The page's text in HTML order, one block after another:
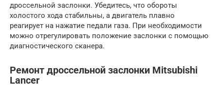
дроссельной заслонки. Убедитесь, что обороты
холостого хода стабильны, а двигатель плавно
реагирует на нажатие педали газа. При необходимости
можно отрегулировать положение заслонки с помощью
диагностического сканера.
Ремонт дроссельной заслонки Mitsubishi
Lancer